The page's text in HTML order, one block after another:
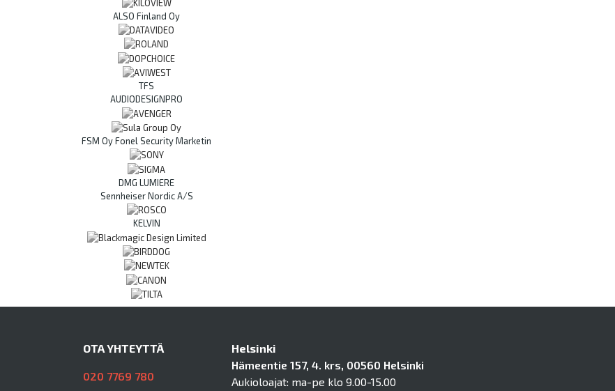
ALSO Finland Oy
TFS
AUDIODESIGNPRO
FSM Oy Fonel Security Marketin
DMG LUMIERE
Sennheiser Nordic A/S
KELVIN
OTA YHTEYTTÄ
020 7769 780
Helsinki
Hämeentie 157, 4. krs, 00560 Helsinki
Aukioloajat: ma-pe klo 9.00-15.00